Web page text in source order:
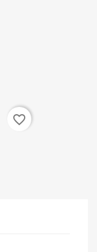
favorite_border